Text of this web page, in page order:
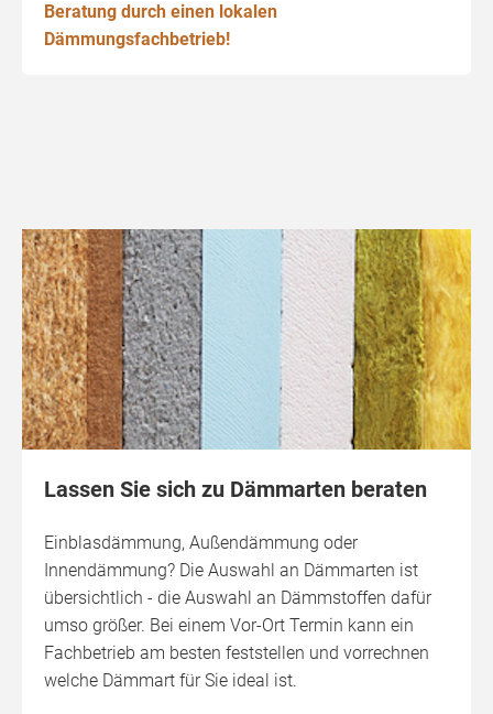
Beratung durch einen lokalen
Dämmungsfachbetrieb!
Lassen Sie sich zu Dämmarten beraten
Einblasdämmung, Außendämmung oder
Innendämmung? Die Auswahl an Dämmarten ist
übersichtlich - die Auswahl an Dämmstoffen dafür
umso größer. Bei einem Vor-Ort Termin kann ein
Fachbetrieb am besten feststellen und vorrechnen
welche Dämmart für Sie ideal ist.